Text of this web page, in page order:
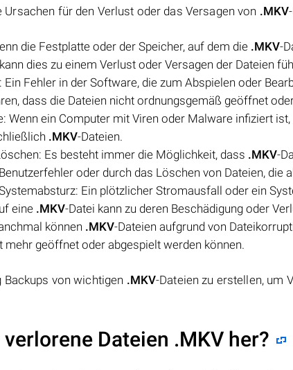
für den Verlust oder das Versagen von .MKV
die Festplatte oder der Speicher, auf dem die .MKV-
dies zu einem Verlust oder Versagen der Dateien
Fehler in der Software, die zum Abspielen oder
dass die Dateien nicht ordnungsgemäß geöffnet
Wenn ein Computer mit Viren oder Malware infiziert
.MKV-Dateien.
Es besteht immer die Möglichkeit, dass .MKV-
oder durch das Löschen von Dateien, die
Ein plötzlicher Stromausfall oder ein
eine .MKV-Datei kann zu deren Beschädigung oder
können .MKV-Dateien aufgrund von
mehr geöffnet oder abgespielt werden können.
von wichtigen .MKV-Dateien zu erstellen, um
Dateien .MKV her?